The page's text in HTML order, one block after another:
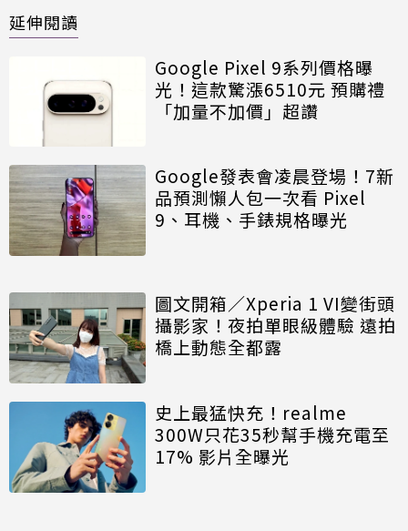
延伸閱讀
Google Pixel 9系列價格曝
光！這款驚漲6510元 預購禮
「加量不加價」超讚
Google發表會凌晨登場！7新
品預測懶人包一次看 Pixel
9、耳機、手錶規格曝光
圖文開箱／Xperia 1 VI變街頭
攝影家！夜拍單眼級體驗 遠拍
橋上動態全都露
史上最猛快充！realme
300W只花35秒幫手機充電至
17% 影片全曝光